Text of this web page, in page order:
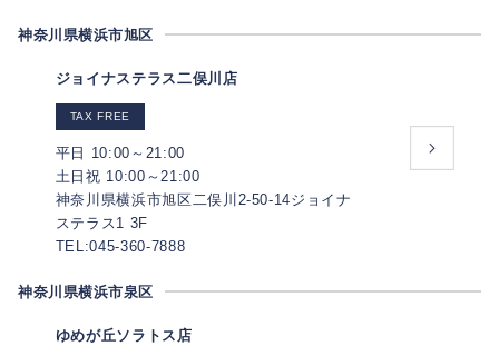
神奈川県横浜市旭区
ジョイナステラス二俣川店
TAX FREE
平日 10:00～21:00
土日祝 10:00～21:00
神奈川県横浜市旭区二俣川2-50-14ジョイナ
ステラス1 3F
TEL:045-360-7888
神奈川県横浜市泉区
ゆめが丘ソラトス店